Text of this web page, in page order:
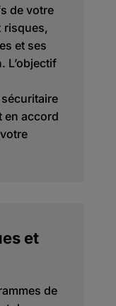
de votre
risques,
et ses
L’objectif
en accord
et
de